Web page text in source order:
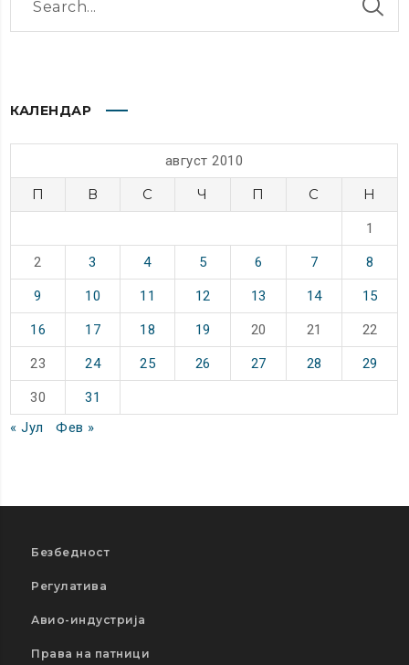
КАЛЕНДАР
август 2010
П В С Ч П С Н
1
2 3 4 5 6 7 8
9 10 11 12 13 14 15
16 17 18 19 20 21 22
23 24 25 26 27 28 29
30
31
« Јул
Фев »
Безбедност
Регулатива
Авио-индустрија
Права на патници